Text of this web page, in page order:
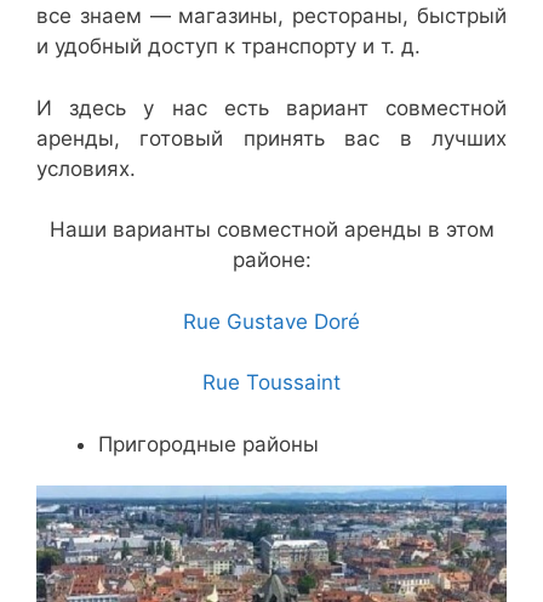
все знаем — магазины, рестораны, быстрый
и удобный доступ к транспорту и т. д.
И здесь у нас есть вариант совместной
аренды, готовый принять вас в лучших
условиях.
Наши варианты совместной аренды в этом
районе:
Rue Gustave Doré
Rue Toussaint
Пригородные районы